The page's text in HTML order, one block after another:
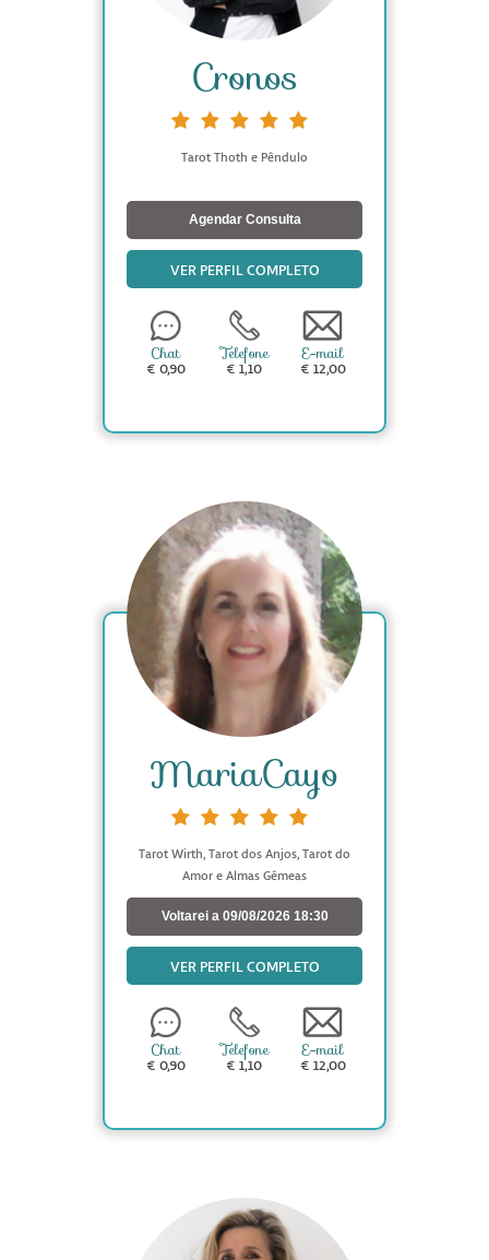
Cronos
Tarot Thoth e Pêndulo
Agendar Consulta
VER PERFIL COMPLETO
Chat
€ 0,90
Telefone
€ 1,10
E-mail
€ 12,00
MariaCayo
Tarot Wirth, Tarot dos Anjos, Tarot do
Amor e Almas Gémeas
Voltarei a 09/08/2026 18:30
VER PERFIL COMPLETO
Chat
€ 0,90
Telefone
€ 1,10
E-mail
€ 12,00